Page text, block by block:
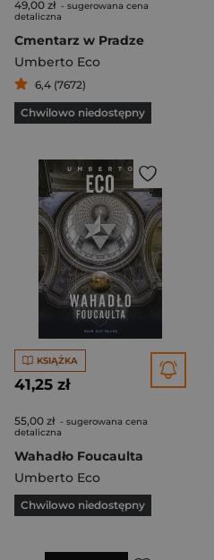
49,00 zł - sugerowana cena
detaliczna
Cmentarz w Pradze
Umberto Eco
6,4 (7672)
Chwilowo niedostępny
KSIĄŻKA
41,25 zł
55,00 zł - sugerowana cena
detaliczna
Wahadło Foucaulta
Umberto Eco
Chwilowo niedostępny